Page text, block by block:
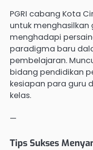
PGRI cabang Kota
untuk menghasilkan
menghadapi
paradigma baru
pembelajaran.
bidang pendidikan
kesiapan para guru
kelas.
—
Tips Sukses